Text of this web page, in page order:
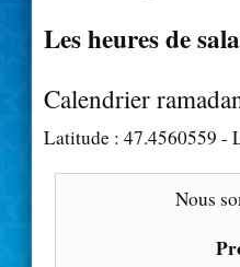
Les heures de
Calendrier
Latitude : 47.4560559 -
Nous